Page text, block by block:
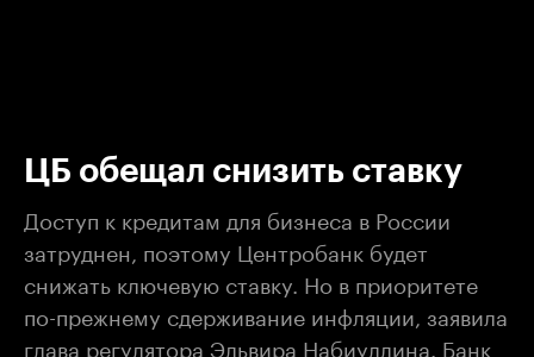
ЦБ обещал снизить ставку
Доступ к кредитам для бизнеса в России
затруднен, поэтому Центробанк будет
снижать ключевую ставку. Но в приоритете
по-прежнему сдерживание инфляции, заявила
глава регулятора Эльвира Набиуллина. Банк